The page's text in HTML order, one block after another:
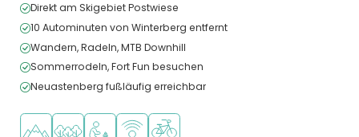
Direkt am Skigebiet Postwiese
10 Autominuten von Winterberg entfernt
Wandern, Radeln, MTB Downhill
Sommerrodeln, Fort Fun besuchen
Neuastenberg fußläufig erreichbar
In den Bergen/Hügeln
In waldreicher Umgebung
Empfohlen für kleine Kinder
WLAN verfügbar
Fahrradverleih